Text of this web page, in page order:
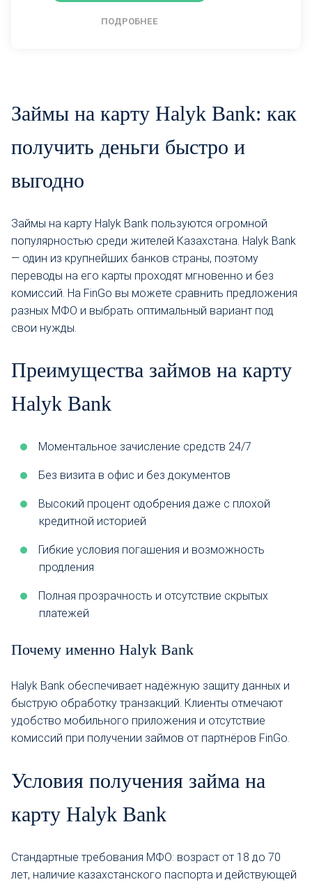
ПОДРОБНЕЕ
Займы на карту Halyk Bank: как
получить деньги быстро и
выгодно
Займы на карту Halyk Bank пользуются огромной
популярностью среди жителей Казахстана. Halyk Bank
— один из крупнейших банков страны, поэтому
переводы на его карты проходят мгновенно и без
комиссий. На FinGo вы можете сравнить предложения
разных МФО и выбрать оптимальный вариант под
свои нужды.
Преимущества займов на карту
Halyk Bank
Моментальное зачисление средств 24/7
Без визита в офис и без документов
Высокий процент одобрения даже с плохой
кредитной историей
Гибкие условия погашения и возможность
продления
Полная прозрачность и отсутствие скрытых
платежей
Почему именно Halyk Bank
Halyk Bank обеспечивает надёжную защиту данных и
быструю обработку транзакций. Клиенты отмечают
удобство мобильного приложения и отсутствие
комиссий при получении займов от партнёров FinGo.
Условия получения займа на
карту Halyk Bank
Стандартные требования МФО: возраст от 18 до 70
лет, наличие казахстанского паспорта и действующей